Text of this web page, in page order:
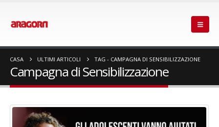
CASA ULTIMI ARTICOLI TAG - CAMPAGNA DI SENSIBILIZZAZIONE
Campagna di Sensibilizzazione